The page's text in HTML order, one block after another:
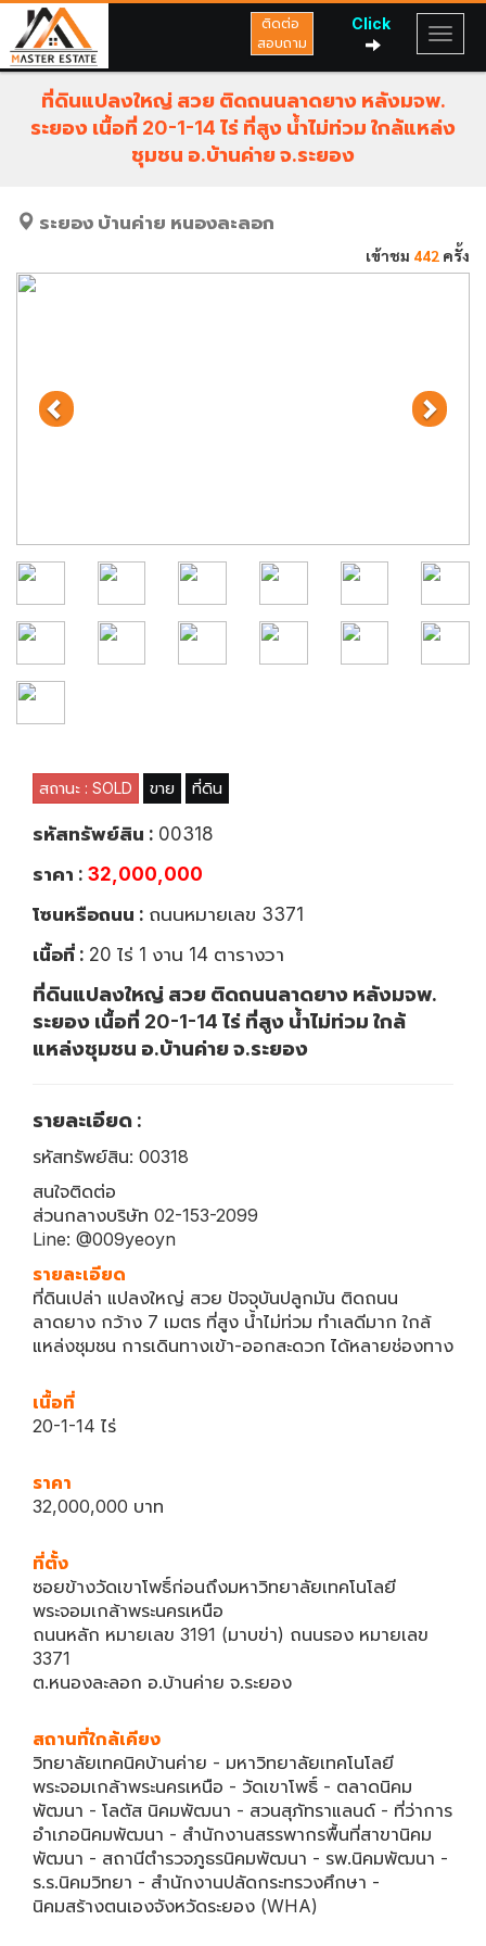
Click
ติดต่อ
สอบถาม
ที่ดินแปลงใหญ่ สวย ติดถนนลาดยาง หลังมจพ.
ระยอง เนื้อที่ 20-1-14 ไร่ ที่สูง น้ำไม่ท่วม ใกล้แหล่ง
ชุมชน อ.บ้านค่าย จ.ระยอง
ระยอง บ้านค่าย หนองละลอก
เข้าชม 442 ครั้ง
สถานะ : SOLD ขาย ที่ดิน
รหัสทรัพย์สิน : 00318
ราคา : 32,000,000
โซนหรือถนน : ถนนหมายเลข 3371
เนื้อที่ : 20 ไร่ 1 งาน 14 ตารางวา
ที่ดินแปลงใหญ่ สวย ติดถนนลาดยาง หลังมจพ.
ระยอง เนื้อที่ 20-1-14 ไร่ ที่สูง น้ำไม่ท่วม ใกล้
แหล่งชุมชน อ.บ้านค่าย จ.ระยอง
รายละเอียด :
รหัสทรัพย์สิน: 00318
สนใจติดต่อ
ส่วนกลางบริษัท 02-153-2099
Line: @009yeoyn
รายละเอียด
ที่ดินเปล่า แปลงใหญ่ สวย ปัจจุบันปลูกมัน ติดถนน
ลาดยาง กว้าง 7 เมตร ที่สูง น้ำไม่ท่วม ทำเลดีมาก ใกล้
แหล่งชุมชน การเดินทางเข้า-ออกสะดวก ได้หลายช่องทาง
เนื้อที่
20-1-14 ไร่
ราคา
32,000,000 บาท
ที่ตั้ง
ซอยข้างวัดเขาโพธิ์ก่อนถึงมหาวิทยาลัยเทคโนโลยี
พระจอมเกล้าพระนครเหนือ
ถนนหลัก หมายเลข 3191 (มาบข่า) ถนนรอง หมายเลข
3371
ต.หนองละลอก อ.บ้านค่าย จ.ระยอง
สถานที่ใกล้เคียง
วิทยาลัยเทคนิคบ้านค่าย - มหาวิทยาลัยเทคโนโลยี
พระจอมเกล้าพระนครเหนือ - วัดเขาโพธิ์ - ตลาดนิคม
พัฒนา - โลตัส นิคมพัฒนา - สวนสุภัทราแลนด์ - ที่ว่าการ
อำเภอนิคมพัฒนา - สำนักงานสรรพากรพื้นที่สาขานิคม
พัฒนา - สถานีตำรวจภูธรนิคมพัฒนา - รพ.นิคมพัฒนา -
ร.ร.นิคมวิทยา - สำนักงานปลัดกระทรวงศึกษา -
นิคมสร้างตนเองจังหวัดระยอง (WHA)